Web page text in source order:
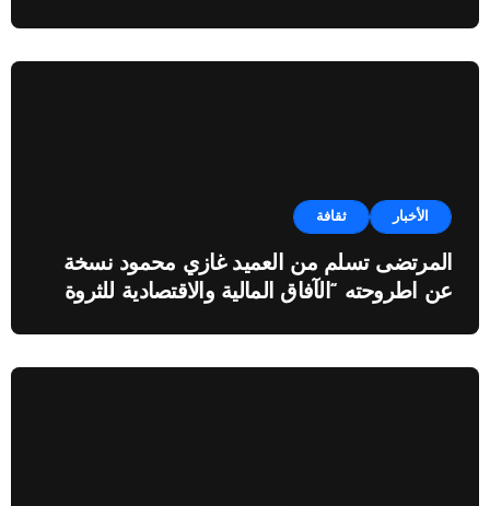
الأخبار ثقافة
المرتضى تسلم من العميد غازي محمود نسخة
عن اطروحته “الآفاق المالية والاقتصادية للثروة